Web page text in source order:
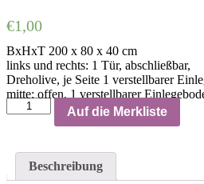
€1,00
BxHxT 200 x 80 x 40 cm
links und rechts: 1 Tür, abschließbar,
Dreholive, je Seite 1 verstellbarer
mitte: offen, 1 verstellbarer
Auf die Merkliste
Beschreibung